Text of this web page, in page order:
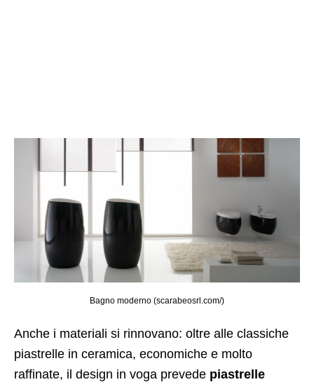
Bagno moderno (scarabeosrl.com/)
Anche i materiali si rinnovano: oltre alle classiche
piastrelle in ceramica, economiche e molto
raffinate, il design in voga prevede piastrelle